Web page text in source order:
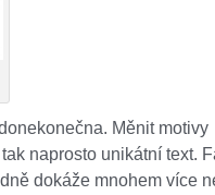
Měnit motivy
naprosto unikátní text.
dokáže mnohem více